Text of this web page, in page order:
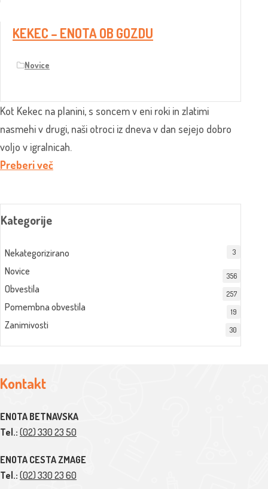
KEKEC – ENOTA OB GOZDU
Novice
Kot Kekec na planini, s soncem v eni roki in zlatimi
nasmehi v drugi, naši otroci iz dneva v dan sejejo dobro
voljo v igralnicah.
Preberi več
Kategorije
Nekategorizirano 3
Novice 356
Obvestila 257
Pomembna obvestila 19
Zanimivosti 30
Kontakt
ENOTA BETNAVSKA
Tel.: (02) 330 23 50
ENOTA CESTA ZMAGE
Tel.: (02) 330 23 60